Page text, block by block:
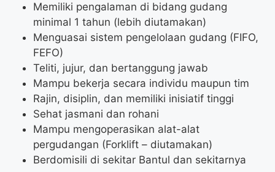
Memiliki pengalaman di bidang gudang
minimal 1 tahun (lebih diutamakan)
Menguasai sistem pengelolaan gudang (FIFO,
FEFO)
Teliti, jujur, dan bertanggung jawab
Mampu bekerja secara individu maupun tim
Rajin, disiplin, dan memiliki inisiatif tinggi
Sehat jasmani dan rohani
Mampu mengoperasikan alat-alat
pergudangan (Forklift – diutamakan)
Berdomisili di sekitar Bantul dan sekitarnya